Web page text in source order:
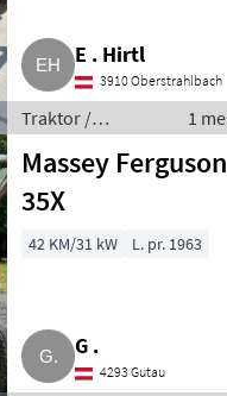
E . Hirtl
3910 Oberstrahlbach
Traktor /
Standardni
traktor
1
Massey Ferguson
35X
42 KM/31 kW L. pr. 1963
G .
4293 Gutau